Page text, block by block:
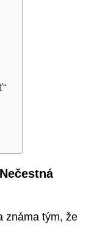
známa tým, že